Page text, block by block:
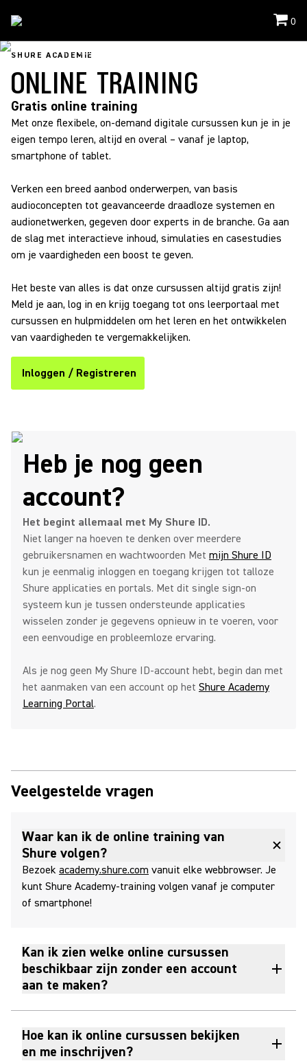
0
Shure Academy / Online-Training
SHURE ACADEMIE
ONLINE TRAINING
Gratis online training
Met onze flexibele, on-demand digitale cursussen kun je in je
eigen tempo leren, altijd en overal – vanaf je laptop,
smartphone of tablet.
Verken een breed aanbod onderwerpen, van basis
audioconcepten tot geavanceerde draadloze systemen en
audionetwerken, gegeven door experts in de branche. Ga aan
de slag met interactieve inhoud, simulaties en casestudies
om je vaardigheden een boost te geven.
Het beste van alles is dat onze cursussen altijd gratis zijn!
Meld je aan, log in en krijg toegang tot ons leerportaal met
cursussen en hulpmiddelen om het leren en het ontwikkelen
van vaardigheden te vergemakkelijken.
Inloggen / Registreren
Heb je nog geen
account?
Het begint allemaal met My Shure ID.
Niet langer na hoeven te denken over meerdere
gebruikersnamen en wachtwoorden Met mijn Shure ID
kun je eenmalig inloggen en toegang krijgen tot talloze
Shure applicaties en portals. Met dit single sign-on
systeem kun je tussen ondersteunde applicaties
wisselen zonder je gegevens opnieuw in te voeren, voor
een eenvoudige en probleemloze ervaring.
Als je nog geen My Shure ID-account hebt, begin dan met
het aanmaken van een account op het Shure Academy
Learning Portal.
Veelgestelde vragen
Waar kan ik de online training van
Shure volgen?
Bezoek academy.shure.com vanuit elke webbrowser. Je
kunt Shure Academy-training volgen vanaf je computer
of smartphone!
Kan ik zien welke online cursussen
beschikbaar zijn zonder een account
aan te maken?
Hoe kan ik online cursussen bekijken
en me inschrijven?